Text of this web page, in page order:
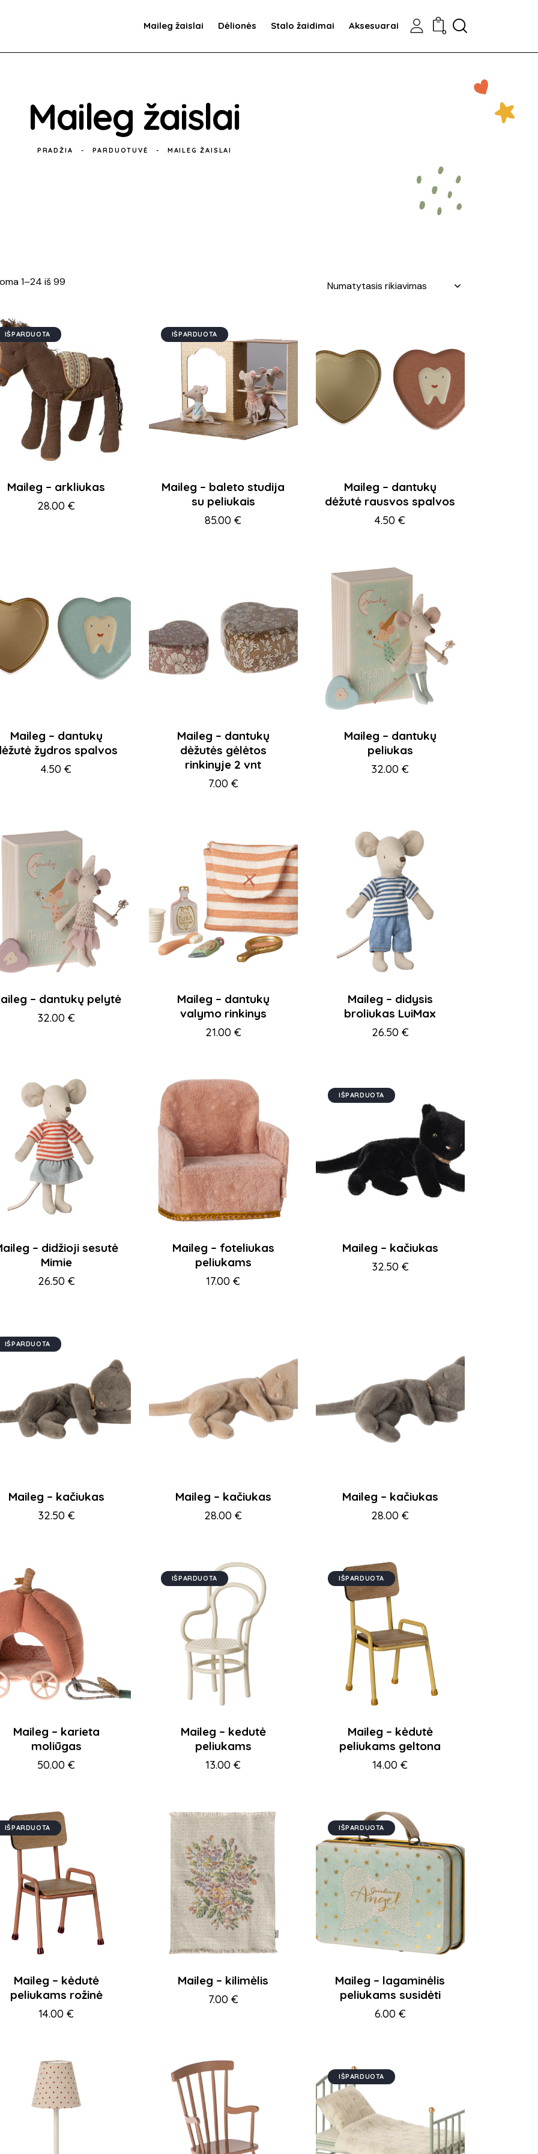
Maileg žaislai Dėlionės Stalo žaidimai Aksesuarai
0
Ieškoti
Maileg žaislai
PRADŽIA PARDUOTUVĖ MAILEG ŽAISLAI
1–24 iš 99
IŠPARDUOTA
Maileg – arkliukas
28.00€
IŠPARDUOTA
Maileg – baleto studija
su peliukais
85.00€
Maileg – dantukų
dėžutė rausvos spalvos
4.50€
Maileg – dantukų
žydros spalvos
4.50€
Maileg – dantukų
dėžutės gėlėtos
rinkinyje 2 vnt
7.00 €
Maileg – dantukų
peliukas
32.00€
– dantukų pelytė
32.00€
Maileg – dantukų
valymo rinkinys
21.00 €
Maileg – didysis
broliukas LuiMax
26.50 €
– didžioji sesutė
Mimie
26.50 €
Maileg – foteliukas
peliukams
17.00€
IŠPARDUOTA
Maileg – kačiukas
32.50 €
IŠPARDUOTA
Maileg – kačiukas
32.50 €
Maileg – kačiukas
28.00€
Maileg – kačiukas
28.00€
Maileg – karieta
moliūgas
50.00€
IŠPARDUOTA
Maileg – kedutė
peliukams
13.00€
IŠPARDUOTA
Maileg – kėdutė
peliukams geltona
14.00€
IŠPARDUOTA
Maileg – kėdutė
peliukams rožinė
14.00€
Maileg – kilimėlis
7.00 €
IŠPARDUOTA
Maileg – lagaminėlis
peliukams susidėti
6.00 €
IŠPARDUOTA